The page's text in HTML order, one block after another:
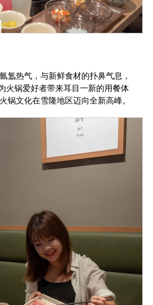
氲热气，与新鲜食材的扑鼻气息，
火锅爱好者带来耳目一新的用餐体
锅文化在雪隆地区迈向全新高峰。